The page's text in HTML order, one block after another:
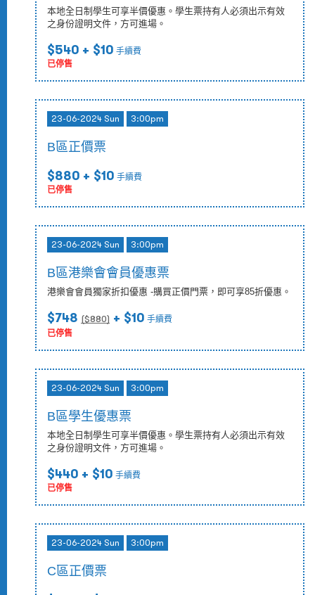
本地全日制學生可享半價優惠。學生票持有人必須出示有效
之身份證明文件，方可進場。
$540 + $10 手續費
已停售
23-06-2024 Sun 3:00pm
B區正價票
$880 + $10 手續費
已停售
23-06-2024 Sun 3:00pm
B區港樂會會員優惠票
港樂會會員獨家折扣優惠 -購買正價門票，即可享85折優惠。
$748 ($880) + $10 手續費
已停售
23-06-2024 Sun 3:00pm
B區學生優惠票
本地全日制學生可享半價優惠。學生票持有人必須出示有效
之身份證明文件，方可進場。
$440 + $10 手續費
已停售
23-06-2024 Sun 3:00pm
C區正價票